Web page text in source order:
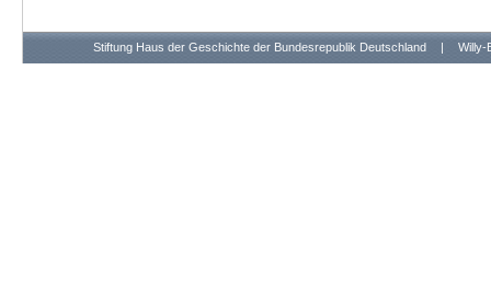
Stiftung Haus der Geschichte der Bundesrepublik Deutschland | Willy-